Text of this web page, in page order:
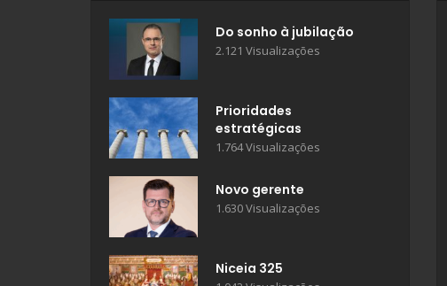
Do sonho à jubilação
2.121 Visualizações
Prioridades
estratégicas
1.764 Visualizações
Novo gerente
1.630 Visualizações
Niceia 325